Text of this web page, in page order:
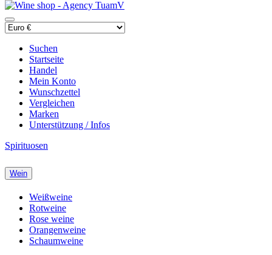
Suchen
Startseite
Handel
Mein Konto
Wunschzettel
Vergleichen
Marken
Unterstützung / Infos
Spirituosen
Wein
Weißweine
Rotweine
Rose weine
Orangenweine
Schaumweine